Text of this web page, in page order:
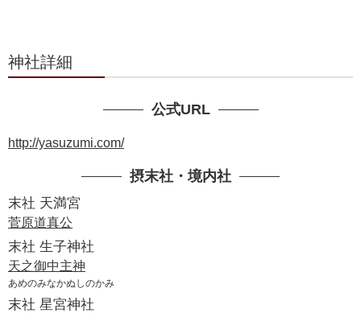
神社詳細
公式URL
http://yasuzumi.com/
摂末社・境内社
末社 天満宮
菅原道真公
末社 生子神社
天之御中主神
あめのみなかぬしのかみ
末社 星宮神社